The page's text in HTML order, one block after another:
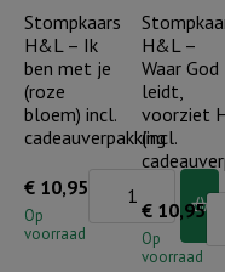
(incl.
label)
-
set
van
Stompkaars
H&L – Ik
ben met je
(roze
bloem) incl.
cadeauverpakking
€ 10,95
Op
voorraad
H&L –
Waar God
leidt,
voorziet
(incl.
€ 10,95
Op
voorraad